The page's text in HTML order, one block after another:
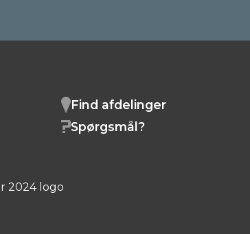
Find afdelinger
Spørgsmål?